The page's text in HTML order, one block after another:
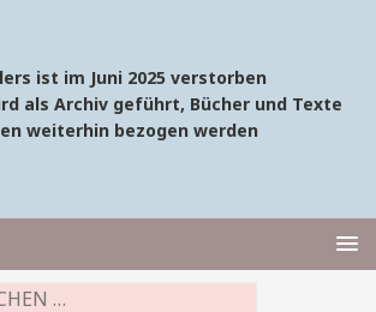
ist im Juni 2025 verstorben
als Archiv geführt, Bücher und Texte
weiterhin bezogen werden